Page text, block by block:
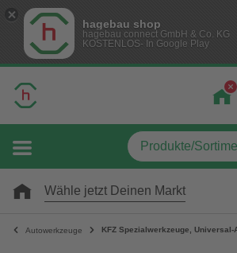
hagebau shop
hagebau connect GmbH & Co. KG
KOSTENLOS- In Google Play
Wähle jetzt Deinen Markt
Autowerkzeuge KFZ Spezialwerkzeuge,